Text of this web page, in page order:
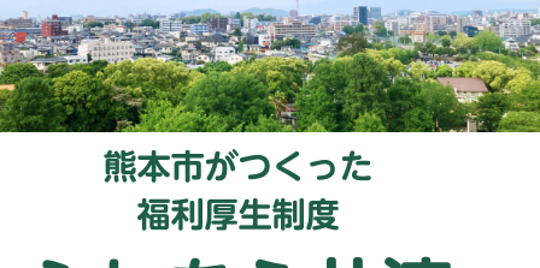
各種申請・問合せ
チケット・イベント
入会案内
事務の手引き